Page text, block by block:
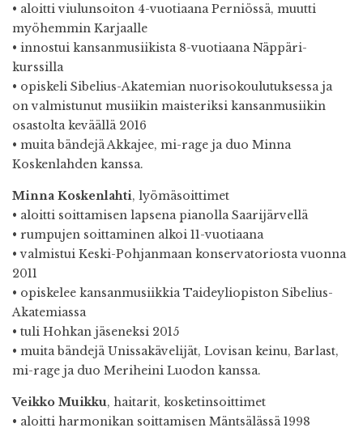
• aloitti viulunsoiton 4-vuotiaana Perniössä, muutti
myöhemmin Karjaalle
• innostui kansanmusiikista 8-vuotiaana Näppäri-
kurssilla
• opiskeli Sibelius-Akatemian nuorisokoulutuksessa ja
on valmistunut musiikin maisteriksi kansanmusiikin
osastolta keväällä 2016
• muita bändejä Akkajee, mi-rage ja duo Minna
Koskenlahden kanssa.
Minna Koskenlahti, lyömäsoittimet
• aloitti soittamisen lapsena pianolla Saarijärvellä
• rumpujen soittaminen alkoi 11-vuotiaana
• valmistui Keski-Pohjanmaan konservatoriosta vuonna
2011
• opiskelee kansanmusiikkia Taideyliopiston Sibelius-
Akatemiassa
• tuli Hohkan jäseneksi 2015
• muita bändejä Unissakävelijät, Lovisan keinu, Barlast,
mi-rage ja duo Meriheini Luodon kanssa.
Veikko Muikku, haitarit, kosketinsoittimet
• aloitti harmonikan soittamisen Mäntsälässä 1998